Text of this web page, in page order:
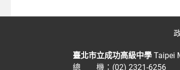
臺北市立成功高級中學Taipei
總 機：(02) 2321-6256